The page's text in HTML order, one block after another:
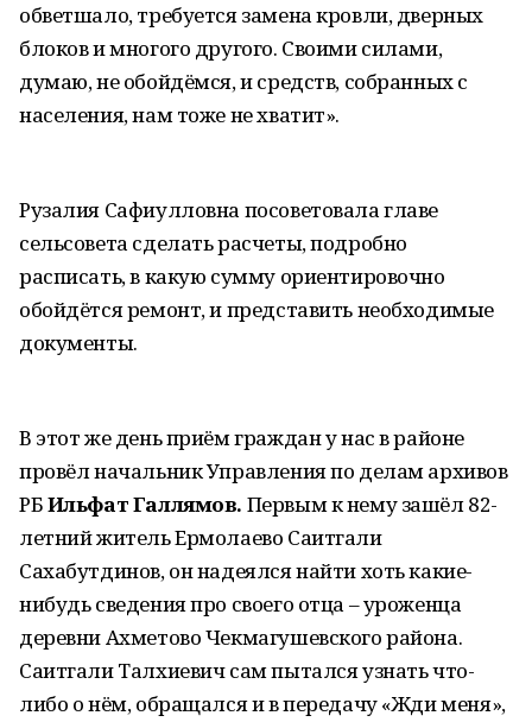
обветшало, требуется замена кровли, дверных
блоков и многого другого. Своими силами,
думаю, не обойдёмся, и средств, собранных с
населения, нам тоже не хватит».
Рузалия Сафиулловна посоветовала главе
сельсовета сделать расчеты, подробно
расписать, в какую сумму ориентировочно
обойдётся ремонт, и представить необходимые
документы.
В этот же день приём граждан у нас в районе
провёл начальник Управления по делам архивов
РБИльфат Галлямов. Первым к нему зашёл 82-
летний житель Ермолаево Саитгали
Сахабутдинов, он надеялся найти хоть какие-
нибудь сведения про своего отца – уроженца
деревни Ахметово Чекмагушевского района.
Саитгали Талхиевич сам пытался узнать что-
либо о нём, обращался и в передачу «Жди меня»,